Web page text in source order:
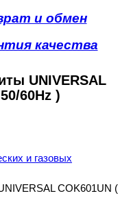
и обмен
качества
UNIVERSAL
60Hz )
и газовых
COK601UN (